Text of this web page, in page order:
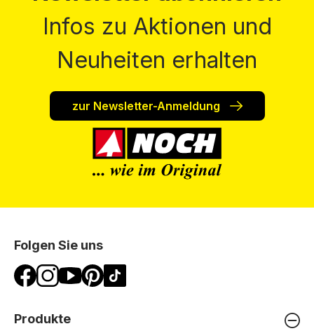
Infos zu Aktionen und
Neuheiten erhalten
zur Newsletter-Anmeldung
Folgen Sie uns
Produkte